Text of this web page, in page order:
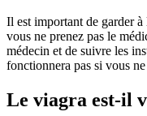
Il est important de garder
vous ne prenez pas le
médecin et de suivre les
fonctionnera pas si vous
Le viagra est-il